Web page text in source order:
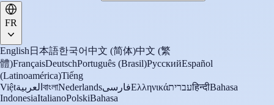
FR
English 日本語한국어中文 (简体)中文 (繁
體)FrançaisDeutschPortuguês (Brasil)РусскийEspañol
(Latinoamérica)Tiếng
Việtالعربية বাংলাNederlandsفارسیΕλληνικάעבריתहिन्दीBahasa
IndonesiaItalianoPolskiBahasa